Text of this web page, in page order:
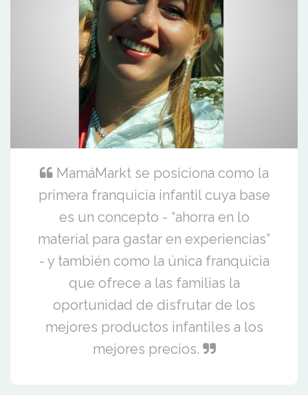
MamáMarkt se posiciona como la
primera franquicia infantil cuya base
es un concepto - “ahorra en lo
material para gastar en experiencias”
- y también como la única franquicia
que ofrece a las familias la
oportunidad de disfrutar de los
mejores productos infantiles a los
mejores precios.